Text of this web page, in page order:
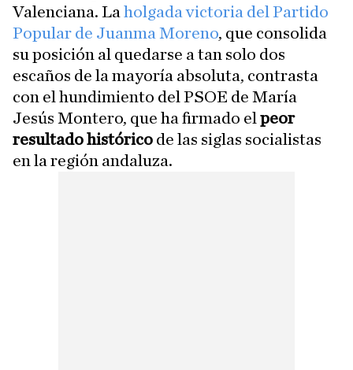
Valenciana. La holgada victoria del Partido
Popular de Juanma Moreno, que consolida
su posición al quedarse a tan solo dos
escaños de la mayoría absoluta, contrasta
con el hundimiento del PSOE de María
Jesús Montero, que ha firmado el peor
resultado histórico de las siglas socialistas
en la región andaluza.